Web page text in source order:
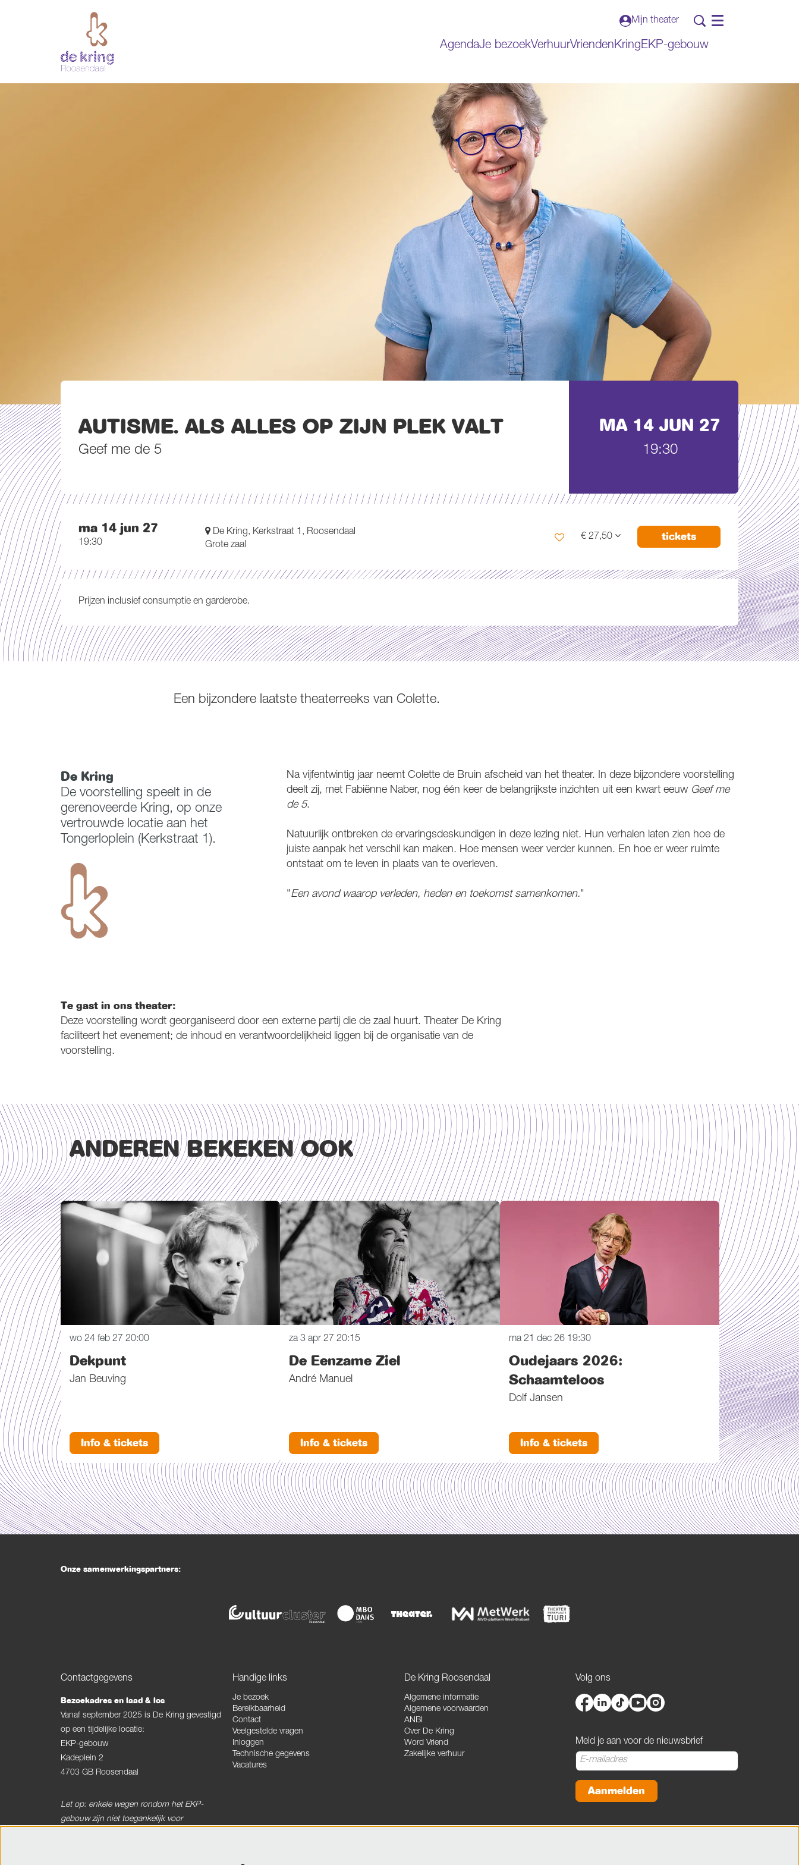
Mijn theater
AgendaJe bezoekVerhuurVriendenKringEKP-gebouw
Menu
AUTISME. ALS ALLES OP ZIJN PLEK VALT
Geef me de 5
MA 14 JUN 27
19:30
ma 14 jun 27
19:30
De Kring, Kerkstraat 1, Roosendaal
Grote zaal
€ 27,50 tickets
Prijzen inclusief consumptie en garderobe.
Een bijzondere laatste theaterreeks van Colette.
Na vijfentwintig jaar neemt Colette de Bruin afscheid van het theater. In deze bijzondere voorstelling
deelt zij, met Fabiënne Naber, nog één keer de belangrijkste inzichten uit een kwart eeuw Geef me
de 5.
Natuurlijk ontbreken de ervaringsdeskundigen in deze lezing niet. Hun verhalen laten zien hoe de
juiste aanpak het verschil kan maken. Hoe mensen weer verder kunnen. En hoe er weer ruimte
ontstaat om te leven in plaats van te overleven.
"Een avond waarop verleden, heden en toekomst samenkomen."
De Kring
De voorstelling speelt in de
gerenoveerde Kring, op onze
vertrouwde locatie aan het
Tongerloplein (Kerkstraat 1).
Te gast in ons theater:
Deze voorstelling wordt georganiseerd door een externe partij die de zaal huurt. Theater De Kring
faciliteert het evenement; de inhoud en verantwoordelijkheid liggen bij de organisatie van de
voorstelling.
ANDEREN BEKEKEN OOK
Overslaan
Dekpunt
Jan Beuving
wo 24 feb 27 20:00
Info & tickets
De Eenzame Ziel
André Manuel
za 3 apr 2720:15
Info & tickets
Oudejaars 2026:
Schaamteloos
Dolf Jansen
ma 21 dec 26 19:30
Info & tickets
Onze samenwerkingspartners:
Contactgegevens
Bezoekadres en laad & los
Vanaf september 2025 is De Kring gevestigd
op een tijdelijke locatie:
EKP-gebouw
Kadeplein 2
4703 GB Roosendaal
Let op: enkele wegen rondom het EKP-
gebouw zijn niet toegankelijk voor
Handige links
Je bezoek
Bereikbaarheid
Contact
Veelgestelde vragen
Inloggen
Technische gegevens
Vacatures
De Kring Roosendaal
Algemene informatie
Algemene voorwaarden
ANBI
Over De Kring
Word Vriend
Zakelijke verhuur
Volg ons
Meld je aan voor de nieuwsbrief
Aanmelden